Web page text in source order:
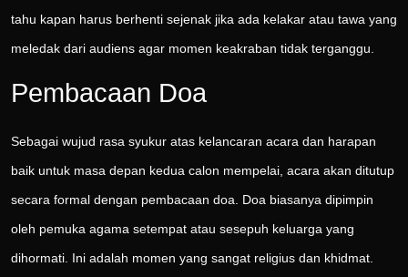
tahu kapan harus berhenti sejenak jika ada kelakar atau tawa yang
meledak dari audiens agar momen keakraban tidak terganggu.
Pembacaan Doa
Sebagai wujud rasa syukur atas kelancaran acara dan harapan
baik untuk masa depan kedua calon mempelai, acara akan ditutup
secara formal dengan pembacaan doa. Doa biasanya dipimpin
oleh pemuka agama setempat atau sesepuh keluarga yang
dihormati. Ini adalah momen yang sangat religius dan khidmat.